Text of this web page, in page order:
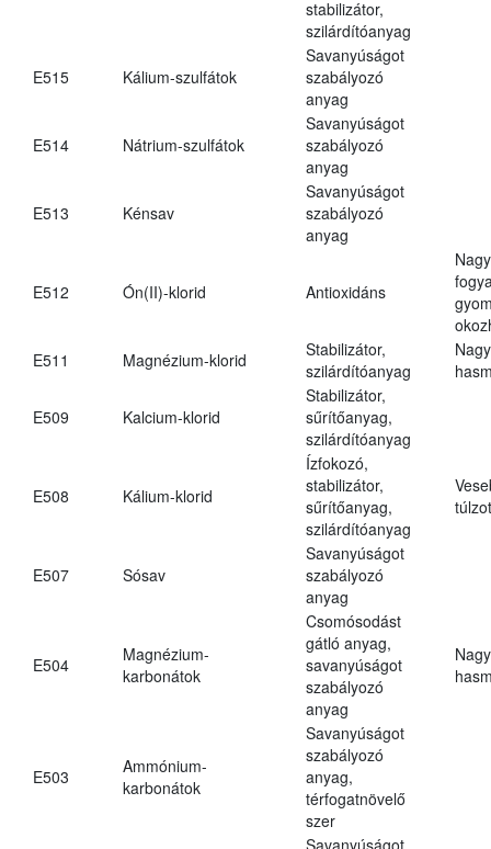
stabilizátor,
szilárdítóanyag
E515 Kálium-szulfátok
Savanyúságot
szabályozó
anyag
E514 Nátrium-szulfátok
Savanyúságot
szabályozó
anyag
E513 Kénsav
Savanyúságot
szabályozó
anyag
E512 Ón(II)-klorid Antioxidáns
E511
Magnézium-klorid
Stabilizátor,
szilárdítóanyag
E509 Kalcium-klorid
Stabilizátor,
sűrítőanyag,
szilárdítóanyag
E508 Kálium-klorid
Ízfokozó,
stabilizátor,
sűrítőanyag,
szilárdítóanyag
E507 Sósav
Savanyúságot
szabályozó
anyag
E504
Magnézium-
karbonátok
Csomósodást
gátló anyag,
savanyúságot
szabályozó
anyag
E503
Ammónium-
karbonátok
Savanyúságot
szabályozó
anyag,
térfogatnövelő
szer
Savanyúságot